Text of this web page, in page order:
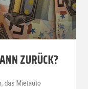
ZURÜCK?
das Mietauto